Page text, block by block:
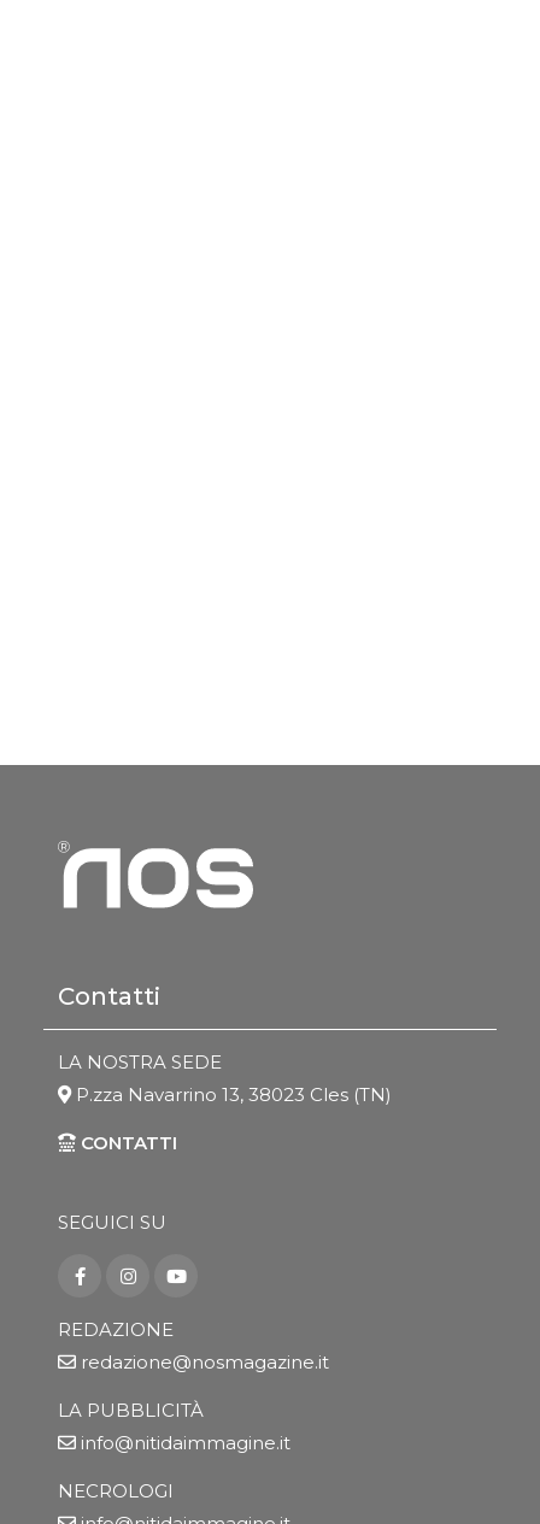
Contatti
LA NOSTRA SEDE
P.zza Navarrino 13, 38023 Cles (TN)
CONTATTI
SEGUICI SU
REDAZIONE
redazione@nosmagazine.it
LA PUBBLICITÀ
info@nitidaimmagine.it
NECROLOGI